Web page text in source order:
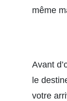
même
Avant
le
votre